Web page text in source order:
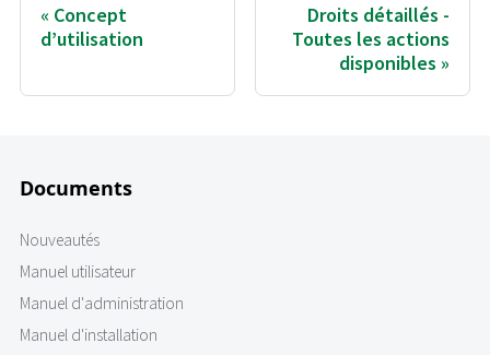
Concept
d’utilisation
Droits détaillés -
Toutes les actions
disponibles
Documents
Nouveautés
Manuel utilisateur
Manuel d'administration
Manuel d'installation